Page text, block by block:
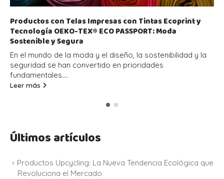
Productos con Telas Impresas con Tintas Ecoprint y
Tecnología OEKO-TEX® ECO PASSPORT: Moda
Sostenible y Segura
En el mundo de la moda y el diseño, la sostenibilidad y la
seguridad se han convertido en prioridades
fundamentales....
Leer más
Últimos artículos
Productos Upcycling: La Nueva Tendencia Ecológica que
Revoluciona el Mercado